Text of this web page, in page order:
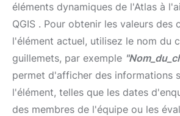
éléments dynamiques de l'Atlas à
QGIS . Pour obtenir les valeurs des
l'élément actuel, utilisez le nom du
guillemets, par exemple
permet d'afficher des informations
l'élément, telles que les dates
des membres de l'équipe ou les